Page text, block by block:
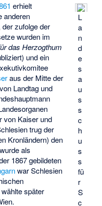
L
a
n
d
e
s
a
u
s
s
c
h
u
s
s
fü
r
S
c
erhielt
anderen
zufolge der
wurden im
das Herzogthum
und ein
aus der Mitte der
Landtag und
von Kaiser und
trug der
Kronländern) den
als
1867 gebildeten
war Schlesien
später